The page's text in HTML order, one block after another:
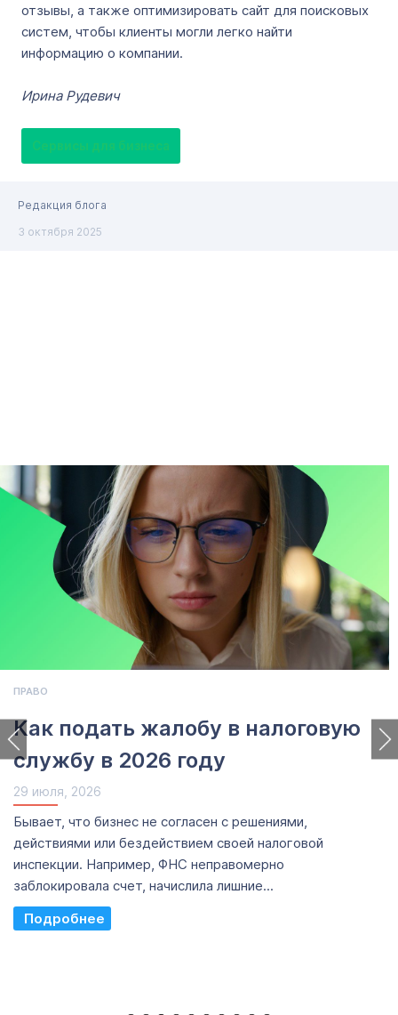
отзывы, а также оптимизировать сайт для поисковых
систем, чтобы клиенты могли легко найти
информацию о компании.
Ирина Рудевич
Сервисы для бизнеса
Редакция блога
3 октября 2025
ПРАВО
Как подать жалобу в налоговую
службу в 2026 году
29 июля, 2026
Бывает, что бизнес не согласен с решениями,
действиями или бездействием своей налоговой
инспекции. Например, ФНС неправомерно
заблокировала счет, начислила лишние...
Read More